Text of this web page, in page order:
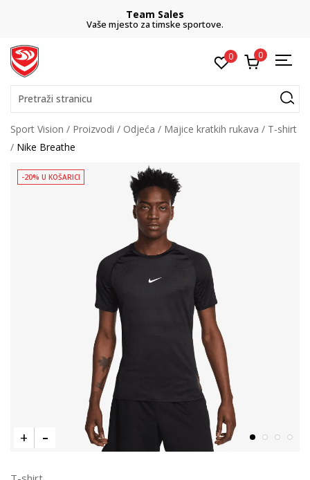
Team Sales
Vaše mjesto za timske sportove.
0 0
Pretraži stranicu
Sport Vision Proizvodi Odjeća Majice kratkih rukava
T-shirt
Nike Breathe
-20% U KOŠARICI